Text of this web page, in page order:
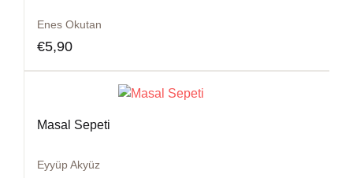
Enes Okutan
€5,90
Masal Sepeti
Eyyüp Akyüz